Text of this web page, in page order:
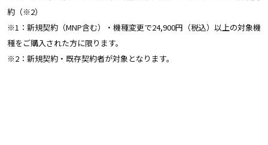
約（※2）
※1：新規契約（MNP含む）・機種変更で24,900円（税込）以上の対象機
種をご購入された方に限ります。
※2：新規契約・既存契約者が対象となります。